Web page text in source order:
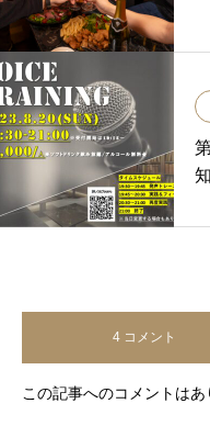
4 コメント
この記事へのコメントはあ